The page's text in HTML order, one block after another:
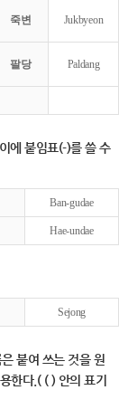
죽변 Jukbyeon
팔당 Paldang
에 붙임표(-)를 쓸 수
Ban-gudae
Hae-undae
Sejong
붙여 쓰는 것을 원
한다.( ( ) 안의 표기